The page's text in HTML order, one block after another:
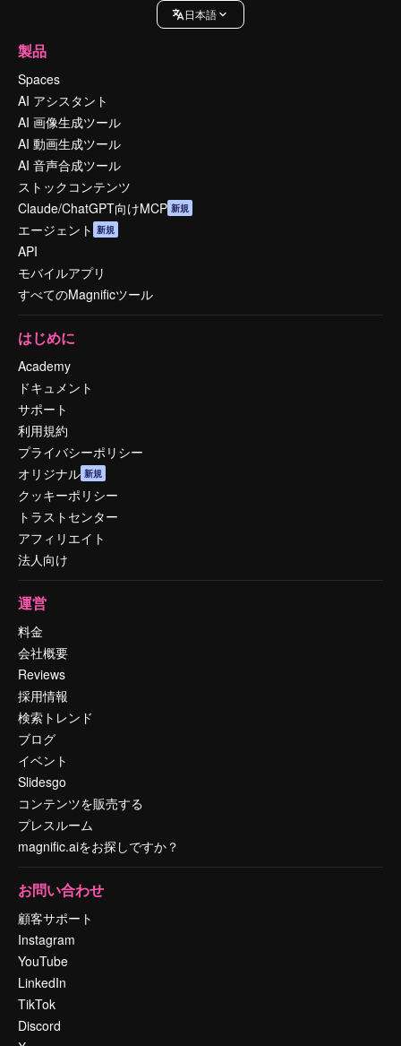
日本語
製品
Spaces
AI アシスタント
AI 画像生成ツール
AI 動画生成ツール
AI 音声合成ツール
ストックコンテンツ
Claude/ChatGPT向けMCP 新規
エージェント 新規
API
モバイルアプリ
すべてのMagnificツール
はじめに
Academy
ドキュメント
サポート
利用規約
プライバシーポリシー
オリジナル 新規
クッキーポリシー
トラストセンター
アフィリエイト
法人向け
運営
料金
会社概要
Reviews
採用情報
検索トレンド
ブログ
イベント
Slidesgo
コンテンツを販売する
プレスルーム
magnific.aiをお探しですか？
お問い合わせ
顧客サポート
Instagram
YouTube
LinkedIn
TikTok
Discord